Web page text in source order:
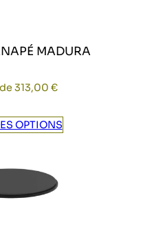
MADURA
313,00 €
OPTIONS